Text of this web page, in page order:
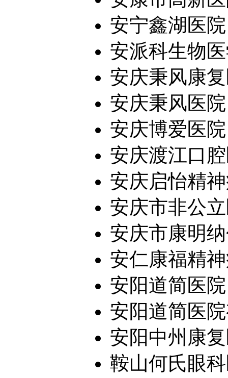
安宁鑫湖医院
安派科生物
安庆秉风康
安庆秉风医院
安庆博爱医院
安庆渡江口
安庆启怡精
安庆市非公
安庆市康明
安仁康福精
安阳道简医院
安阳道简医
安阳中州康
鞍山何氏眼